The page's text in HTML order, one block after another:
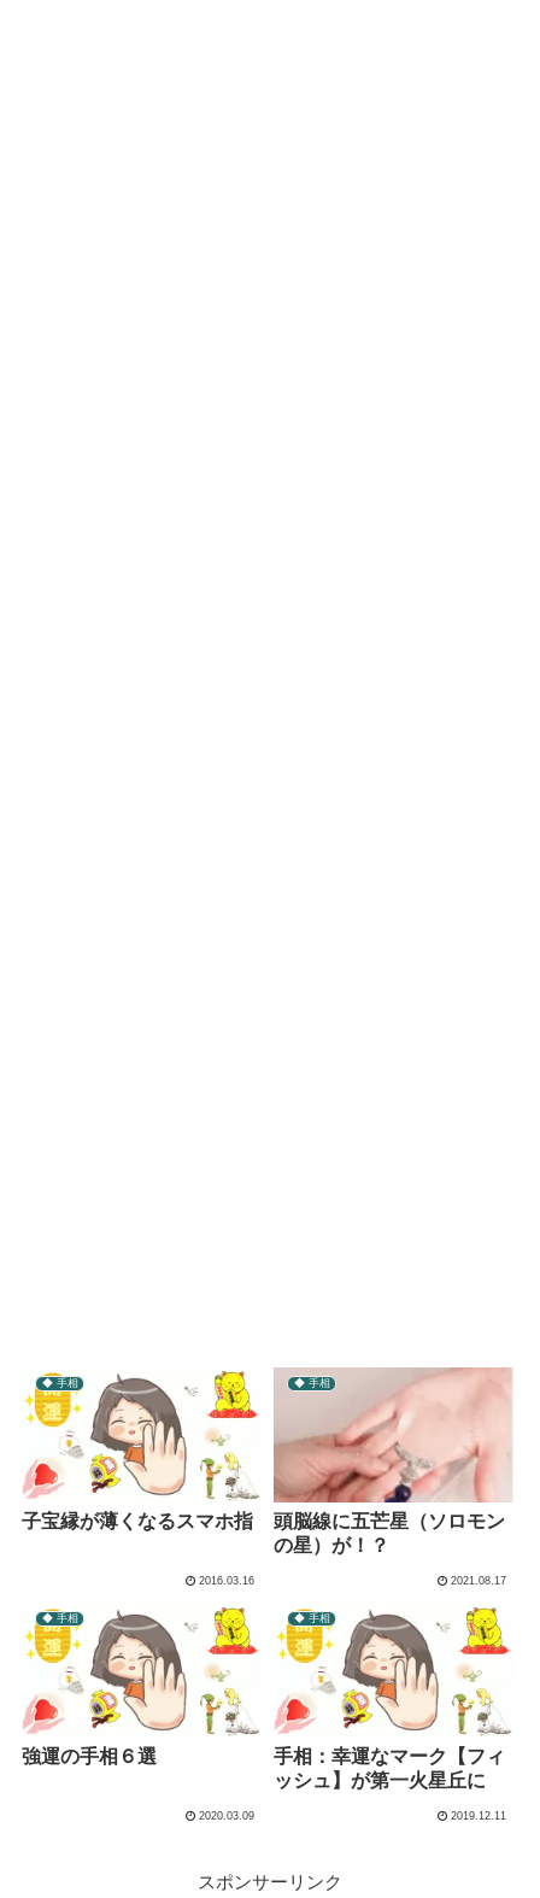
◆ 手相
子宝縁が薄くなるスマホ指
2016.03.16
◆ 手相
頭脳線に五芒星（ソロモン
の星）が！？
2021.08.17
◆ 手相
強運の手相６選
2020.03.09
◆ 手相
手相：幸運なマーク【フィ
ッシュ】が第一火星丘に
2019.12.11
スポンサーリンク